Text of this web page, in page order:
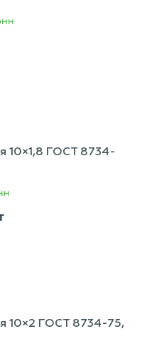
10×1,8 ГОСТ 8734-
10×2 ГОСТ 8734-75,